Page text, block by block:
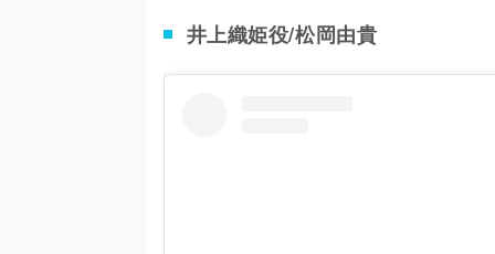
井上織姫役/松岡由貴